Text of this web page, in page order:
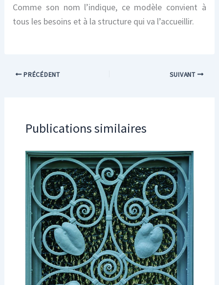
Comme son nom l’indique, ce modèle convient à
tous les besoins et à la structure qui va l’accueillir.
PRÉCÉDENT SUIVANT
Publications similaires